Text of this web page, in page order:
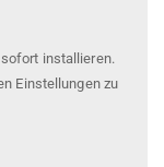
installieren.
Einstellungen zu